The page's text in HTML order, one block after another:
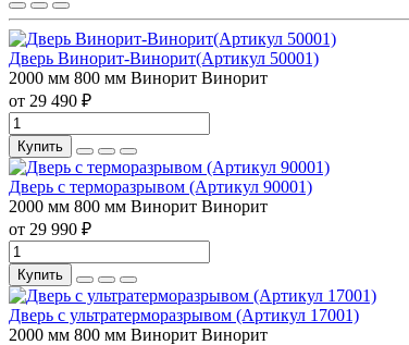
Дверь Винорит-Винорит(Артикул 50001)
2000 мм 800 мм Винорит Винорит
от 29 490 ₽
Купить
Дверь с терморазрывом (Артикул 90001)
2000 мм 800 мм Винорит Винорит
от 29 990 ₽
Купить
Дверь с ультратерморазрывом (Артикул 17001)
2000 мм 800 мм Винорит Винорит